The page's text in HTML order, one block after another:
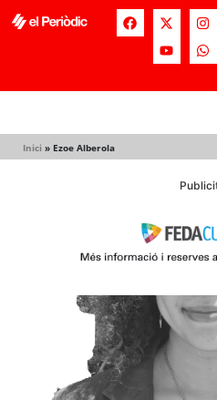
Inici » Ezoe Alberola